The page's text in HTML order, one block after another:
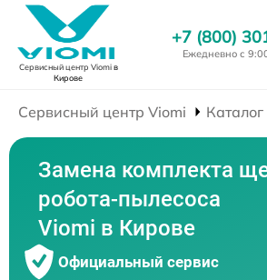
Сервисный центр Viomiв
Кирове
+7 (800)
Ежедневно с
Сервисный центр Viomi Каталог
Замена комплекта
робота-пылесоса
Viomi в Кирове
Официальный сервис